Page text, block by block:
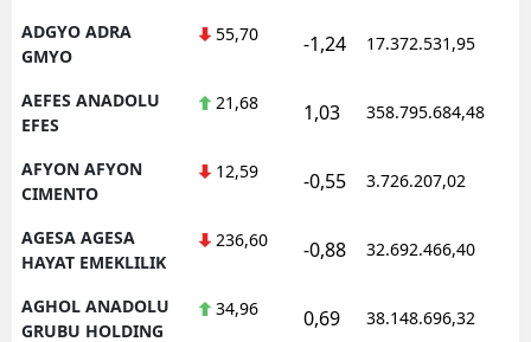
ADGYO ADRA
GMYO
55,70 -1,24 17.372.531,95
AEFES ANADOLU
EFES
21,68 1,03 358.795.684,48
AFYON AFYON
CIMENTO
12,59 -0,55 3.726.207,02
AGESA AGESA
HAYAT EMEKLILIK
236,60 -0,88 32.692.466,40
AGHOL ANADOLU
GRUBU HOLDING
34,96 0,69 38.148.696,32